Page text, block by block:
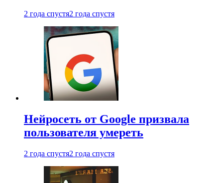
2 года спустя2 года спустя
Нейросеть от Google призвала
пользователя умереть
2 года спустя2 года спустя